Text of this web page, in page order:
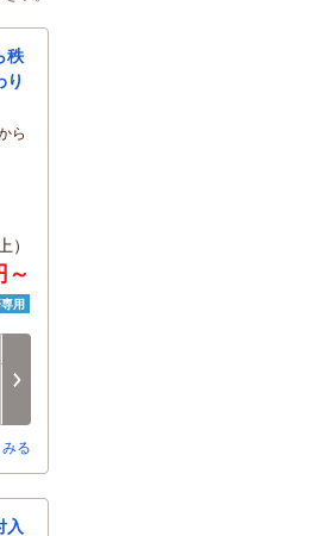
秩
り
ら
）
用
る
入